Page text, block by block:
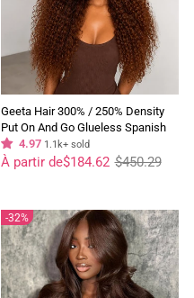
Geeta Hair 300% / 250% Density
Put On And Go Glueless Spanish
Curly 13x4 Lace Front Pre Plucked
100% Human Hair Wig
4.97 1.1k+ sold
Prix
régulier
$450.29
Prix
réduit
À partir de$184.62
32%